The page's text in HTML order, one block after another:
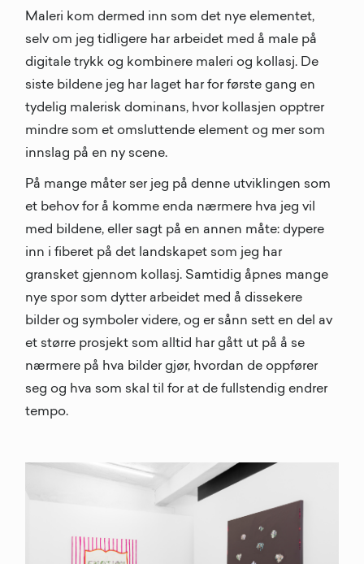
Maleri kom dermed inn som det nye elementet,
selv om jeg tidligere har arbeidet med å male på
digitale trykk og kombinere maleri og kollasj. De
siste bildene jeg har laget har for første gang en
tydelig malerisk dominans, hvor kollasjen opptrer
mindre som et omsluttende element og mer som
innslag på en ny scene.
På mange måter ser jeg på denne utviklingen som
et behov for å komme enda nærmere hva jeg vil
med bildene, eller sagt på en annen måte: dypere
inn i fiberet på det landskapet som jeg har
gransket gjennom kollasj. Samtidig åpnes mange
nye spor som dytter arbeidet med å dissekere
bilder og symboler videre, og er sånn sett en del av
et større prosjekt som alltid har gått ut på å se
nærmere på hva bilder gjør, hvordan de oppfører
seg og hva som skal til for at de fullstendig endrer
tempo.